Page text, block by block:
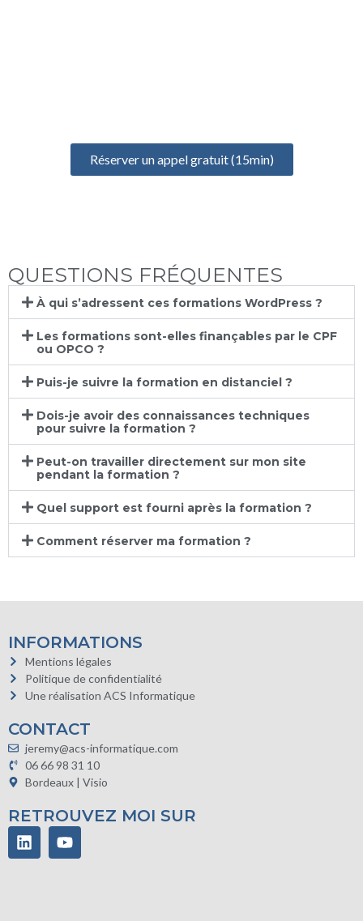
Réserver un appel gratuit (15min)
QUESTIONS FRÉQUENTES
À qui s’adressent ces formations WordPress ?
Les formations sont-elles finançables par le CPF
ou OPCO ?
Puis-je suivre la formation en distanciel ?
Dois-je avoir des connaissances techniques
pour suivre la formation ?
Peut-on travailler directement sur mon site
pendant la formation ?
Quel support est fourni après la formation ?
Comment réserver ma formation ?
INFORMATIONS
Mentions légales
Politique de confidentialité
Une réalisation ACS Informatique
CONTACT
jeremy@acs-informatique.com
06 66 98 31 10
Bordeaux | Visio
RETROUVEZ MOI SUR